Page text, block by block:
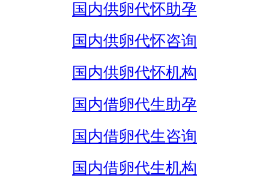
国内供卵代怀助孕
国内供卵代怀咨询
国内供卵代怀机构
国内借卵代生助孕
国内借卵代生咨询
国内借卵代生机构